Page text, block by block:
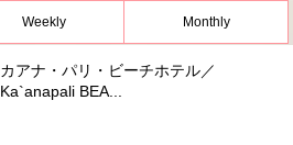
Weekly Monthly
カアナ・パリ・ビーチホテル／
Ka`anapali BEA...